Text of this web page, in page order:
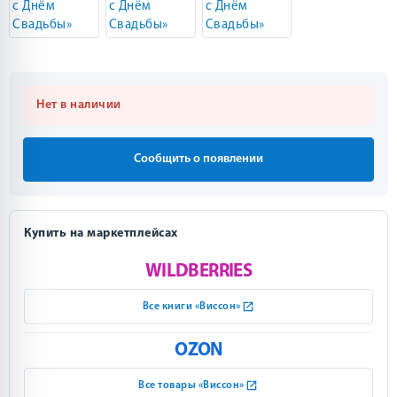
Нет в наличии
Сообщить о появлении
Купить на маркетплейсах
WILDBERRIES
Все книги «Виссон»
OZON
Все товары «Виссон»